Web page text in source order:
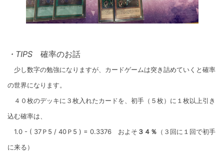
・TIPS 確率のお話
少し数字の勉強になりますが、カードゲームは突き詰めていくと確率
の世界になります。
４０枚のデッキに３枚入れたカードを、初手（５枚）に１枚以上引き
込む確率は、
1.0 - ( 37Ｐ5 / 40Ｐ5 ) = 0.3376 およそ ３４％ （３回に１回で初手
に来る）